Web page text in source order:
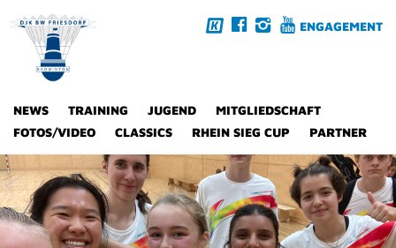
ENGAGEMENT
NEWS TRAINING JUGEND
MITGLIEDSCHAFT
FOTOS/VIDEO
CLASSICS RHEIN SIEG CUP PARTNER